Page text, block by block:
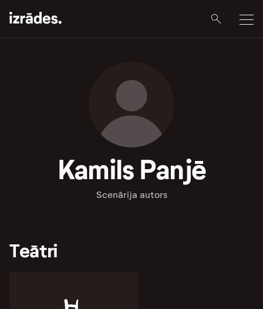
Kamils Panjē
Scenārija autors
Teātri